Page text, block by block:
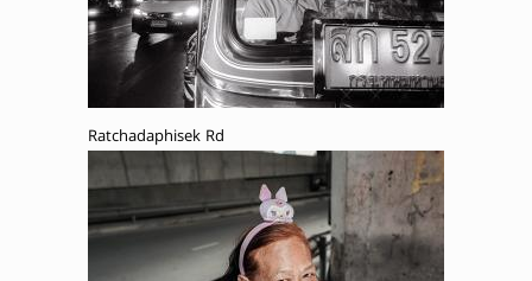
Ratchadaphisek Rd